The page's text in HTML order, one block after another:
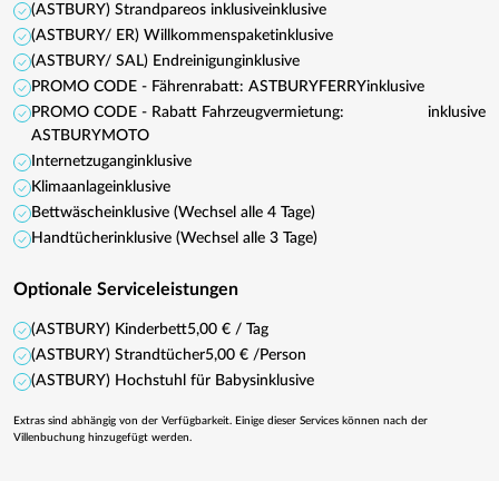
(ASTBURY) Strandpareos inklusiveinklusive
(ASTBURY/ ER) Willkommenspaketinklusive
(ASTBURY/ SAL) Endreinigunginklusive
PROMO CODE - Fährenrabatt: ASTBURYFERRYinklusive
PROMO CODE - Rabatt Fahrzeugvermietung:
ASTBURYMOTO
inklusive
Internetzuganginklusive
Klimaanlageinklusive
Bettwäscheinklusive (Wechsel alle 4 Tage)
Handtücherinklusive (Wechsel alle 3 Tage)
Optionale Serviceleistungen
(ASTBURY) Kinderbett5,00 € / Tag
(ASTBURY) Strandtücher5,00 € /Person
(ASTBURY) Hochstuhl für Babysinklusive
Extras sind abhängig von der Verfügbarkeit. Einige dieser Services können nach der
Villenbuchung hinzugefügt werden.